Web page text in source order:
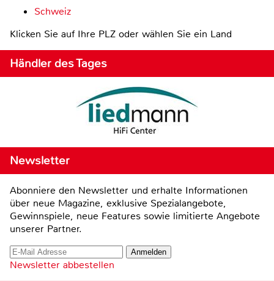
Schweiz
Klicken Sie auf Ihre PLZ oder wählen Sie ein Land
Händler des Tages
Newsletter
Abonniere den Newsletter und erhalte Informationen
über neue Magazine, exklusive Spezialangebote,
Gewinnspiele, neue Features sowie limitierte Angebote
unserer Partner.
Newsletter abbestellen